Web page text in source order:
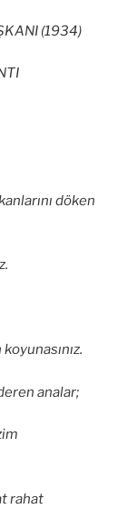
(1934)
döken
analar;
rahat